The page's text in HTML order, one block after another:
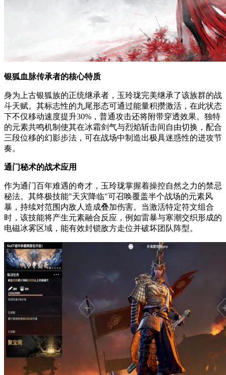
银狐血脉传承者的核心特质
身为上古银狐族的正统继承者，玉玲珑完美继承了该族群的战
斗天赋。其标志性的九尾形态可通过能量积攒激活，在此状态
下不仅移动速度提升30%，普通攻击还将附带穿透效果。独特
的元素共鸣机制使其在冰霜剑气与烈焰斩击间自由切换，配合
三段位移的幻影步法，可在战场中制造出极具迷惑性的进攻节
奏。
通门秘术的战术应用
作为通门百年难遇的奇才，玉玲珑掌握着操控自然之力的禁忌
秘法。其终极技能"天灾降临"可召唤覆盖半个战场的元素风
暴，持续对范围内敌人造成叠加伤害。当激活特定符文组合
时，该技能将产生元素融合反应，例如雷暴与寒潮交织形成的
电磁冰雾区域，能有效封锁敌方走位并破坏团队阵型。